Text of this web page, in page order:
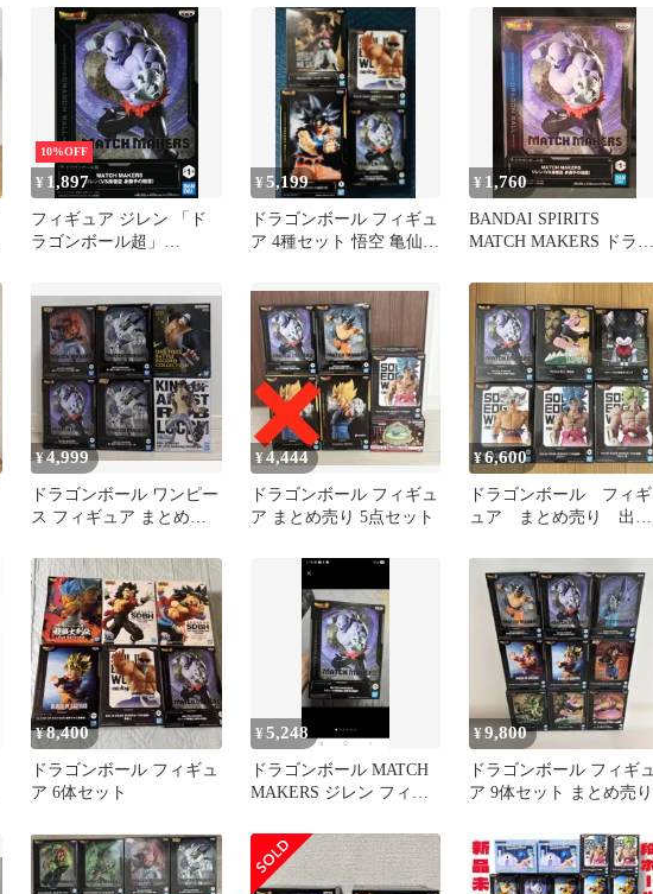
10%OFF
¥ 1,897
フィギュア ジレン 「ド
ラゴンボール超」
意）【14日以内発送】
¥5,199
ドラゴンボール フィギュ
ア 4種セット 悟空 亀仙人
¥ 1,760
BANDAI SPIRITS
MATCH MAKERS ドラゴ
悟空 身勝手の極意)
¥4,999
ドラゴンボール ワンピー
ス フィギュア まとめ売
¥4,444
ドラゴンボール フィギュ
ア まとめ売り 5点セット
¥6,600
ドラゴンボール フィギ
ュア まとめ売り 出
レン 身勝手
¥8,400
ドラゴンボール フィギュ
ア 6体セット
¥5,248
ドラゴンボール MATCH
MAKERS ジレン フィギ
¥9,800
ドラゴンボール フィギュ
ア 9体セット まとめ売り